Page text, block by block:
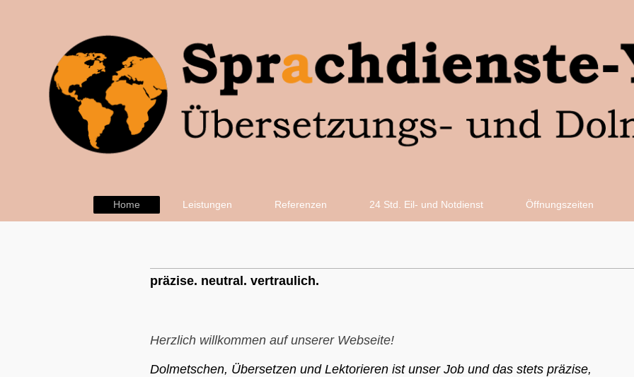
Home Leistungen Referenzen 24 Std. Eil- und Notdienst Öffnungszeiten
präzise. neutral. vertraulich.
Herzlich willkommen auf unserer Webseite!
Dolmetschen, Übersetzen und Lektorieren ist unser Job und das stets präzise,